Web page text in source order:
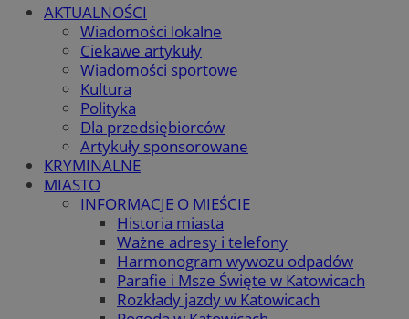
AKTUALNOŚCI
Wiadomości lokalne
Ciekawe artykuły
Wiadomości sportowe
Kultura
Polityka
Dla przedsiębiorców
Artykuły sponsorowane
KRYMINALNE
MIASTO
INFORMACJE O MIEŚCIE
Historia miasta
Ważne adresy i telefony
Harmonogram wywozu odpadów
Parafie i Msze Święte w Katowicach
Rozkłady jazdy w Katowicach